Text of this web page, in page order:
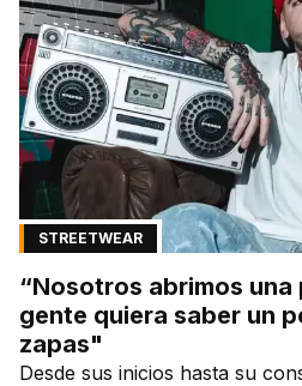
STREETWEAR
“Nosotros abrimos una
gente quiera saber un
zapas"
Desde sus inicios hasta su